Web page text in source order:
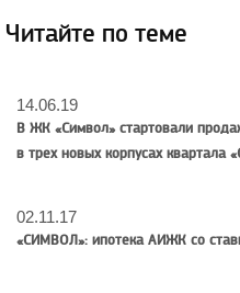
Читайте по теме
14.06.19
В ЖК «Символ» стартовали
в трех новых корпусах квартала
02.11.17
«СИМВОЛ»: ипотека АИЖК со